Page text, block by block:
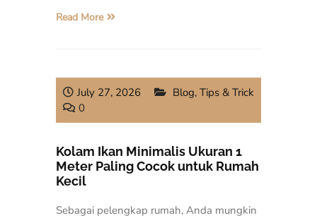
Read More
July 27, 2026 Blog, Tips & Trick
0
Kolam Ikan Minimalis Ukuran 1
Meter Paling Cocok untuk Rumah
Kecil
Sebagai pelengkap rumah, Anda mungkin